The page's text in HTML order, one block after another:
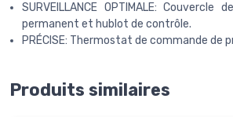
SURVEILLANCE OPTIMALE:
permanent et hublot de contrôle.
PRÉCISE: Thermostat de commande de
Produits similaires